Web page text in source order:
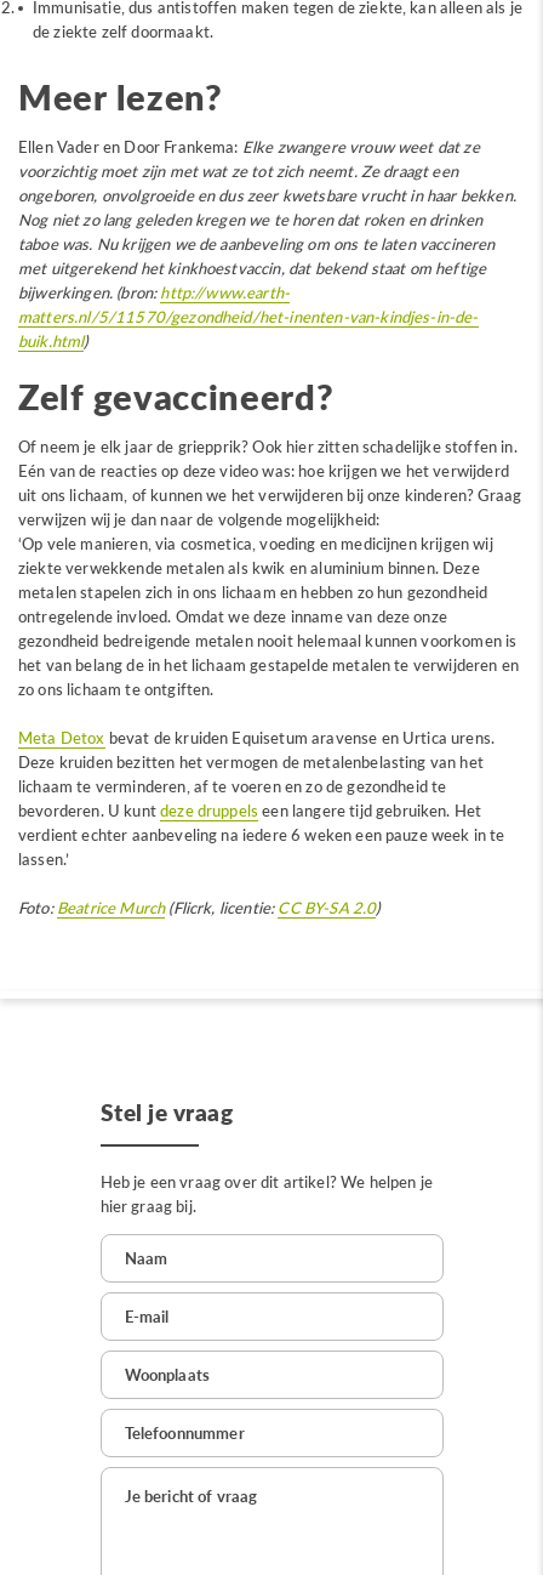
Immunisatie, dus antistoffen maken tegen de ziekte, kan alleen als je
de ziekte zelf doormaakt.
Meer lezen?
Ellen Vader en Door Frankema: Elke zwangere vrouw weet dat ze
voorzichtig moet zijn met wat ze tot zich neemt. Ze draagt een
ongeboren, onvolgroeide en dus zeer kwetsbare vrucht in haar bekken.
Nog niet zo lang geleden kregen we te horen dat roken en drinken
taboe was. Nu krijgen we de aanbeveling om ons te laten vaccineren
met uitgerekend het kinkhoestvaccin, dat bekend staat om heftige
bijwerkingen. (bron:http://www.earth-
matters.nl/5/11570/gezondheid/het-inenten-van-kindjes-in-de-
buik.html)
Zelf gevaccineerd?
Of neem je elk jaar de griepprik? Ook hier zitten schadelijke stoffen in.
Eén van de reacties op deze video was: hoe krijgen we het verwijderd
uit ons lichaam, of kunnen we het verwijderen bij onze kinderen? Graag
verwijzen wij je dan naar de volgende mogelijkheid:
‘Op vele manieren, via cosmetica, voeding en medicijnen krijgen wij
ziekte verwekkende metalen als kwik en aluminium binnen. Deze
metalen stapelen zich in ons lichaam en hebben zo hun gezondheid
ontregelende invloed. Omdat we deze inname van deze onze
gezondheid bedreigende metalen nooit helemaal kunnen voorkomen is
het van belang de in het lichaam gestapelde metalen te verwijderen en
zo ons lichaam te ontgiften.
Meta Detox bevat de kruiden Equisetum aravense en Urtica urens.
Deze kruiden bezitten het vermogen de metalenbelasting van het
lichaam te verminderen, af te voeren en zo de gezondheid te
bevorderen. U kuntdeze druppelseen langere tijd gebruiken. Het
verdient echter aanbeveling na iedere 6 weken een pauze week in te
lassen.’
Foto:Beatrice Murch(Flicrk, licentie:CC BY-SA 2.0)
Stel je vraag
Heb je een vraag over dit artikel? We helpen je
hier graag bij.